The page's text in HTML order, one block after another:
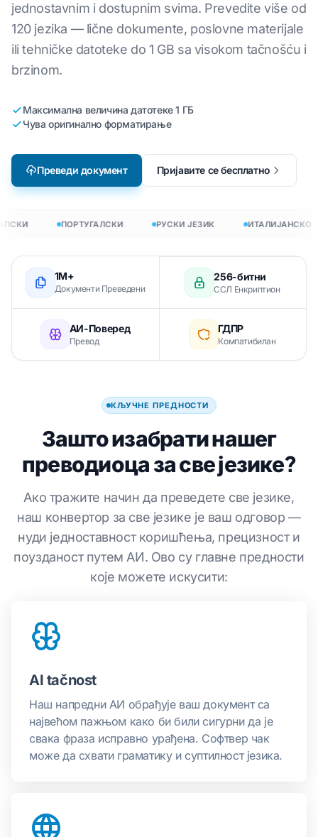
jednostavnim i dostupnim svima. Prevedite više od
120 jezika — lične dokumente, poslovne materijale
ili tehničke datoteke do 1 GB sa visokom tačnošću i
brzinom.
Максимална величина датотеке 1 ГБ
Чува оригинално форматирање
Преведи документ Пријавите се бесплатно
ПОРТУГАЛСКИ РУСКИ ЈЕЗИК ИТАЛИЈАНСКО
1М+
Документи Преведени
256-битни
ССЛ Енкриптион
АИ-Поверед
Превод
ГДПР
Компатибилан
КЉУЧНЕ ПРЕДНОСТИ
Зашто изабрати нашег
преводиоца за све језике?
Ако тражите начин да преведете све језике,
наш конвертор за све језике је ваш одговор —
нуди једноставност коришћења, прецизност и
поузданост путем АИ. Ово су главне предности
које можете искусити:
AI tačnost
Наш напредни АИ обрађује ваш документ са
највећом пажњом како би били сигурни да је
свака фраза исправно урађена. Софтвер чак
може да схвати граматику и суптилност језика.